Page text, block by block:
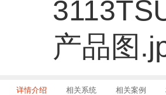
详情介绍 相关系统 相关案例